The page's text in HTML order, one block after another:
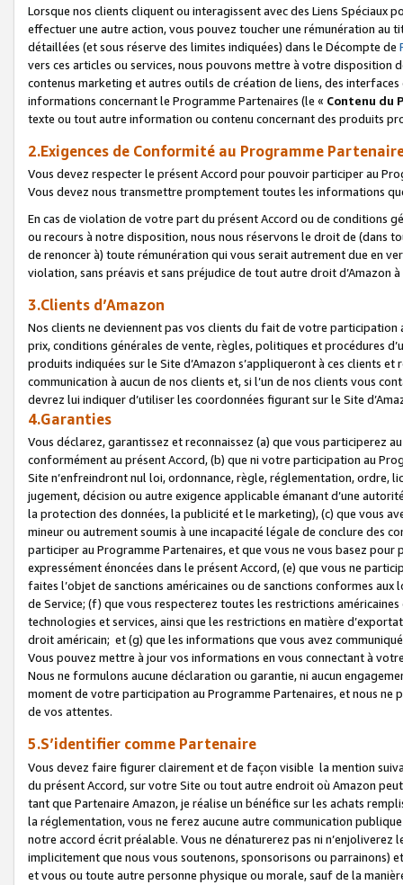
Lorsque nos clients cliquent ou interagissent avec des Liens Spéciaux
effectuer une autre action, vous pouvez toucher une rémunération
détaillées (et sous réserve des limites indiquées) dans le Décompte de
vers ces articles ou services, nous pouvons mettre à votre disposition
contenus marketing et autres outils de création de liens, des
informations concernant le Programme Partenaires (le « Contenu du
texte ou tout autre information ou contenu concernant des produits
2.Exigences de Conformité au Programme
Vous devez respecter le présent Accord pour pouvoir participer au
Vous devez nous transmettre promptement toutes les informations
En cas de violation de votre part du présent Accord ou de conditions
ou recours à notre disposition, nous nous réservons le droit de (dans
de renoncer à) toute rémunération qui vous serait autrement due en
violation, sans préavis et sans préjudice de tout autre droit
3.Clients d’Amazon
Nos clients ne deviennent pas vos clients du fait de votre
prix, conditions générales de vente, règles, politiques et procédures
produits indiquées sur le Site d’Amazon s’appliqueront à ces clients
communication à aucun de nos clients et, si l’un de nos clients vous
devrez lui indiquer d’utiliser les coordonnées figurant sur le Site
4.Garanties
Vous déclarez, garantissez et reconnaissez (a) que vous participerez
conformément au présent Accord, (b) que ni votre participation au
Site n’enfreindront nul loi, ordonnance, règle, réglementation, ordre,
jugement, décision ou autre exigence applicable émanant d’une
la protection des données, la publicité et le marketing), (c) que vous
mineur ou autrement soumis à une incapacité légale de conclure des
participer au Programme Partenaires, et que vous ne vous basez
expressément énoncées dans le présent Accord, (e) que vous ne
faites l’objet de sanctions américaines ou de sanctions conformes
de Service; (f) que vous respecterez toutes les restrictions
technologies et services, ainsi que les restrictions en matière
droit américain; et (g) que les informations que vous avez
Vous pouvez mettre à jour vos informations en vous connectant à
Nous ne formulons aucune déclaration ou garantie, ni aucun
moment de votre participation au Programme Partenaires, et nous
de vos attentes.
5.S’identifier comme Partenaire
Vous devez faire figurer clairement et de façon visible la mention
du présent Accord, sur votre Site ou tout autre endroit où Amazon
tant que Partenaire Amazon, je réalise un bénéfice sur les achats
la réglementation, vous ne ferez aucune autre communication
notre accord écrit préalable. Vous ne dénaturerez pas ni
implicitement que nous vous soutenons, sponsorisons ou parrainons)
et vous ou toute autre personne physique ou morale, sauf de la